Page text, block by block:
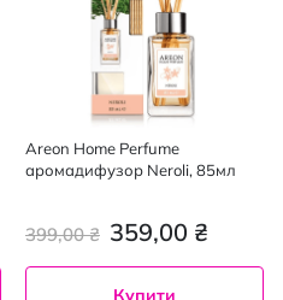
Areon Home Perfume
аромадифузор Neroli, 85мл
359,00 ₴
399,00 ₴
Купити